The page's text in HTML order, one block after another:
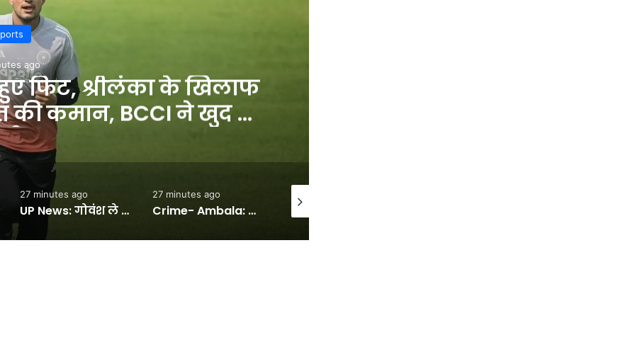
ago
फिट, श्रीलंका के खिलाफ
कमान, BCCI ने खुद दी
#INA
27 minutes ago
UP News: गोवंश ले जाने पर जब्त वाहन की नीलामी अवैध, हाई कोर्ट ने यूपी सरकार को 2 लाख रुपये का मुआवजा देने का दिया आदेश – INA
27 minutes ago
Crime- Ambala: सातवीं कक्षा की छात्रा से दुष्कर्म का प्रयास करने वाले काबू, यूपी से ट्रेन के जरिये आरोपी आया था अंबाल -#INA